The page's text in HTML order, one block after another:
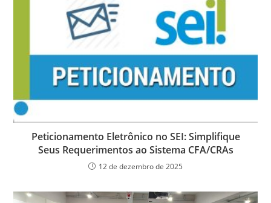
Peticionamento Eletrônico no SEI: Simplifique
Seus Requerimentos ao Sistema CFA/CRAs
12 de dezembro de 2025